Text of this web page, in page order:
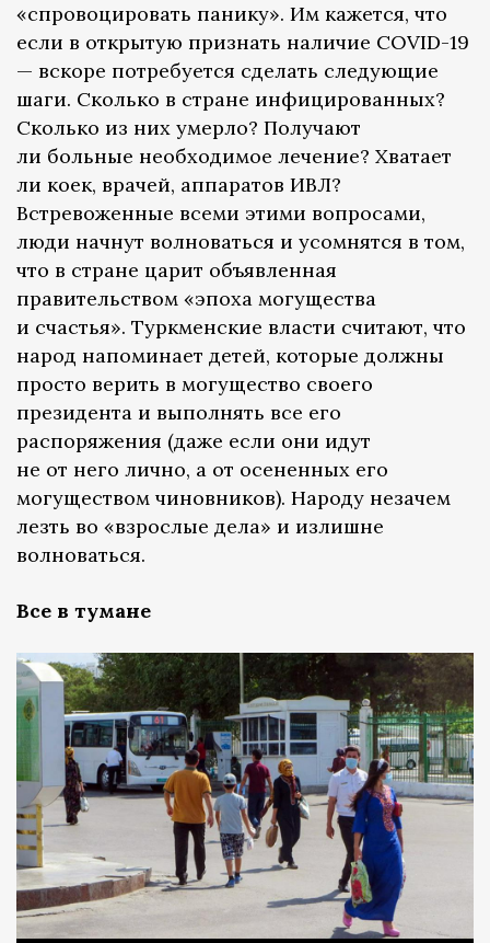
«спровоцировать панику». Им кажется, что
если в открытую признать наличие COVID-19
— вскоре потребуется сделать следующие
шаги. Сколько в стране инфицированных?
Сколько из них умерло? Получают
ли больные необходимое лечение? Хватает
ли коек, врачей, аппаратов ИВЛ?
Встревоженные всеми этими вопросами,
люди начнут волноваться и усомнятся в том,
что в стране царит объявленная
правительством «эпоха могущества
и счастья». Туркменские власти считают, что
народ напоминает детей, которые должны
просто верить в могущество своего
президента и выполнять все его
распоряжения (даже если они идут
не от него лично, а от осененных его
могуществом чиновников). Народу незачем
лезть во «взрослые дела» и излишне
волноваться.
Все в тумане